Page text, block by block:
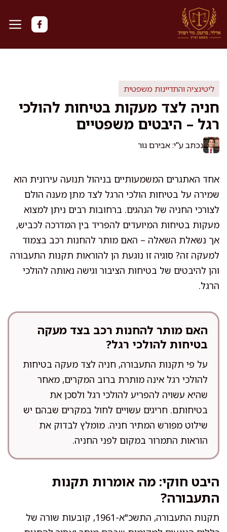
לדלג
לתוכן
ליטיגציה והתדיינות משפטית
חניה לצד מעקות בטיחות להולכי
רגל – היבטים משפטיים
נכתב ע"י: אבירם גור
אחד האתגרים המשמעותיים בניהול תנועה עירונית הוא
שמירה על בטיחות הולכי הרגל לצד מתן מענה הולם
לצורכי החניה של הנהגים. ברחובות רבים ניתן למצוא
מעקות בטיחות המיועדים להפריד בין המדרכה לכביש,
אך נשאלת השאלה – האם מותר להחנות רכב בצמוד
למעקה זה? סוגיה זו נוגעת הן להוראות תקנות התעבורה
והן להיבטים של בטיחות הציבור וגישה נאותה להולכי
הרגל.
האם מותר להחנות רכב בצד מעקה
בטיחות להולכי רגל?
על פי תקנות התעבורה, חניה לצד מעקה בטיחות
להולכי רגל אינה מותרת ברוב המקרים, מאחר
שהיא עשויה להפריע להולכי רגל ולסכן את
בטיחותם. חריגים עשויים לחול במקרים שבהם יש
שילוט מפורש המתיר חניה. מומלץ לבדוק את
הוראות התמרור במקום לפני החניה.
היבט חוקי: מה אומרות תקנות
התעבורה?
תקנות התעבורה, התשכ"א-1961, קובעות שורה של